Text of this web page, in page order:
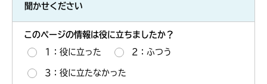
聞かせください
このページの情報は役に立ちましたか？
1：役に立った 2：ふつう
3：役に立たなかった